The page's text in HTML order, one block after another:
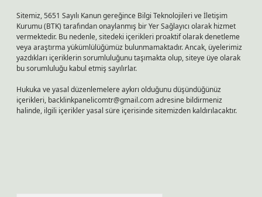
Sitemiz, 5651 Sayılı Kanun gereğince Bilgi Teknolojileri ve İletişim
Kurumu (BTK) tarafından onaylanmış bir Yer Sağlayıcı olarak hizmet
vermektedir. Bu nedenle, sitedeki içerikleri proaktif olarak denetleme
veya araştırma yükümlülüğümüz bulunmamaktadır. Ancak, üyelerimiz
yazdıkları içeriklerin sorumluluğunu taşımakta olup, siteye üye olarak
bu sorumluluğu kabul etmiş sayılırlar.
Hukuka ve yasal düzenlemelere aykırı olduğunu düşündüğünüz
içerikleri, backlinkpanelicomtr@gmail.comadresine bildirmeniz
halinde, ilgili içerikler yasal süre içerisinde sitemizden kaldırılacaktır.